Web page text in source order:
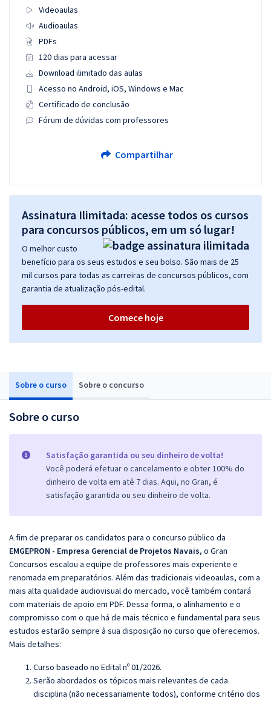
Sobre o curso Sobre o concurso
Sobre o curso
Satisfação garantida ou seu dinheiro de volta!
Você poderá efetuar o cancelamento e obter 100% do
dinheiro de volta em até 7 dias. Aqui, no Gran, é
satisfação garantida ou seu dinheiro de volta.
A fim de preparar os candidatos para o concurso público da
EMGEPRON - Empresa Gerencial de Projetos Navais, o Gran
Concursos escalou a equipe de professores mais experiente e
renomada em preparatórios. Além das tradicionais videoaulas, com a
mais alta qualidade audiovisual do mercado, você também contará
com materiais de apoio em PDF. Dessa forma, o alinhamento e o
compromisso com o que há de mais técnico e fundamental para seus
estudos estarão sempre à sua disposição no curso que oferecemos.
Mais detalhes:
Curso baseado no Edital nº 01/2026.
Serão abordados os tópicos mais relevantes de cada
disciplina (não necessariamente todos), conforme critério dos
Videoaulas
Audioaulas
PDFs
120 dias para acessar
Download ilimitado das aulas
Acesso no Android, iOS, Windows e Mac
Certificado de conclusão
Fórum de dúvidas com professores
Compartilhar
Assinatura Ilimitada: acesse todos os cursos
para concursos públicos, em um só lugar!
O melhor custo
benefício para os seus estudos e seu bolso. São mais de 25
mil cursos para todas as carreiras de concursos públicos, com
garantia de atualização pós-edital.
Comece hoje